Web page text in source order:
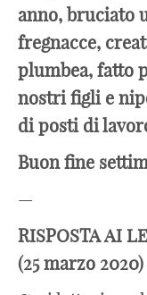
anno, bruciato
fregnacce,
plumbea, fatto
nostri figli e
di posti di
Buon fine
—
RISPOSTA AI
(25 marzo 2020)